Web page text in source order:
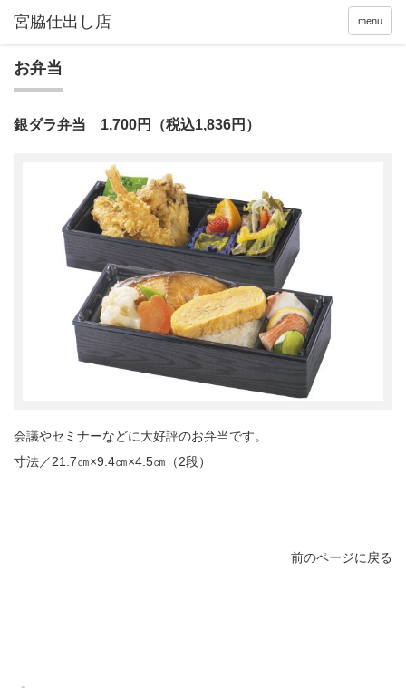
menu
お弁当
銀ダラ弁当 1,700円（税込1,836円）
会議やセミナーなどに大好評のお弁当です。
寸法／21.7㎝×9.4㎝×4.5㎝（2段）
前のページに戻る